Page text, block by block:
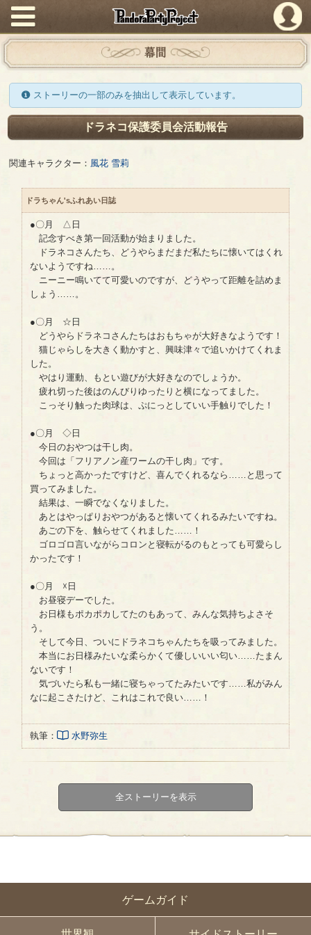
PandoraPartyProject
ゲームガイド
幕間
ストーリーの一部のみを抽出して表示しています。
ドラネコ保護委員会活動報告
関連キャラクター： 風花 雪莉
ドラちゃん'sふれあい日誌
●〇月 △日
記念すべき第一回活動が始まりました。
ドラネコさんたち、どうやらまだまだ私たちに懐いてはくれ
ないようですね……。
ニーニー鳴いてて可愛いのですが、どうやって距離を詰めま
しょう……。
●〇月 ☆日
どうやらドラネコさんたちはおもちゃが大好きなようです！
猫じゃらしを大きく動かすと、興味津々で追いかけてくれま
した。
やはり運動、もとい遊びが大好きなのでしょうか。
疲れ切った後はのんびりゆったりと横になってました。
こっそり触った肉球は、ぷにっとしていい手触りでした！
●〇月 ◇日
今日のおやつは干し肉。
今回は「フリアノン産ワームの干し肉」です。
ちょっと高かったですけど、喜んでくれるなら……と思って
買ってみました。
結果は、一瞬でなくなりました。
あとはやっぱりおやつがあると懐いてくれるみたいですね。
あごの下を、触らせてくれました……！
ゴロゴロ言いながらコロンと寝転がるのもとっても可愛らし
かったです！
●〇月 ☓日
お昼寝デーでした。
お日様もポカポカしてたのもあって、みんな気持ちよさそ
う。
そして今日、ついにドラネコちゃんたちを吸ってみました。
本当にお日様みたいな柔らかくて優しいいい匂い……たまん
ないです！
気づいたら私も一緒に寝ちゃってたみたいです……私がみん
なに起こさたけど、これはこれで良い……！
執筆： 水野弥生
全ストーリーを表示